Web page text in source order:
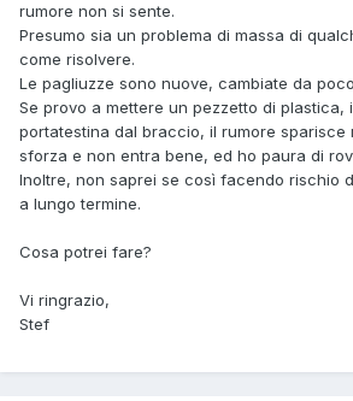
rumore non si sente.
Presumo sia un problema di massa di
come risolvere.
Le pagliuzze sono nuove, cambiate da
Se provo a mettere un pezzetto di plastica,
portatestina dal braccio, il rumore sparisce
sforza e non entra bene, ed ho paura di
Inoltre, non saprei se così facendo rischio
a lungo termine.
Cosa potrei fare?
Vi ringrazio,
Stef